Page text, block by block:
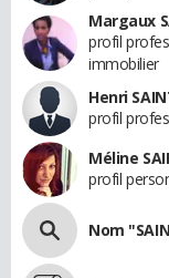
Margaux
profil
immobilier
Henri
profil
Méline
profil
Nom